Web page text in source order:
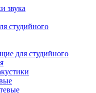
звука
студийного
для студийного